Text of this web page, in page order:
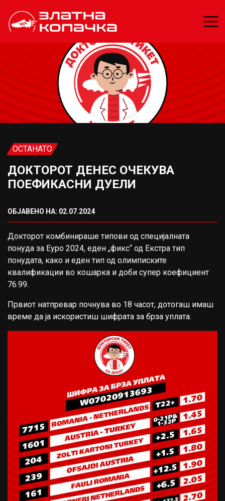
ОСТАНАТО
ДОКТОРОТ ДЕНЕС ОЧЕКУВА
ПОЕФИКАСНИ ДУЕЛИ
ОБЈАВЕНО НА: 02.07.2024
Докторот комбинираше типови од специјалната
понуда за Еуро 2024, еден „фикс“ од Екстра тип
понудата, како и еден тип од олимписките
квалификации во кошарка и доби супер коефициент
76.99.
Првиот натпревар почнува во 18 часот, дотогаш имаш
време да ја искористиш шифрата за брза уплата.